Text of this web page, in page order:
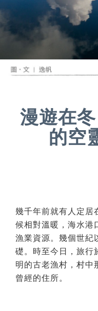
漫遊在
的空
幾千年前就有人定居
候相對溫暖，海水港
漁業資源。幾個世紀
礎。時至今日，旅行
明的古老漁村，村中
曾經的住所。